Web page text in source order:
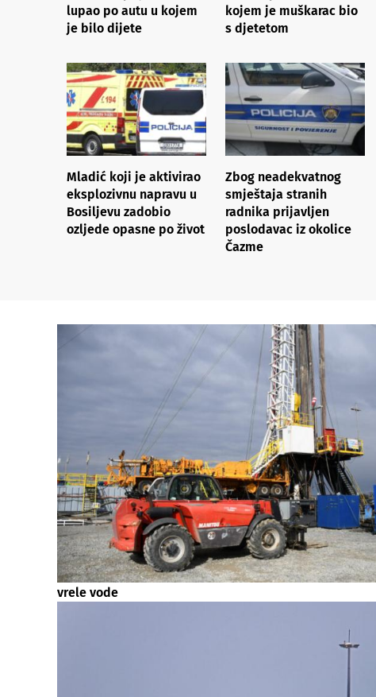
lupao po autu u kojem
je bilo dijete
kojem je muškarac bio
s djetetom
Mladić koji je aktivirao
eksplozivnu napravu u
Bosiljevu zadobio
ozljede opasne po život
Zbog neadekvatnog
smještaja stranih
radnika prijavljen
poslodavac iz okolice
Čazme
vrele vode